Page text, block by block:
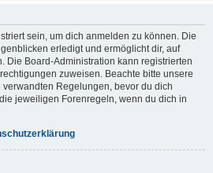
sein, um dich anmelden zu können. Die
erledigt und ermöglicht dir, auf
Die Board-Administration kann registrierten
zuweisen. Beachte bitte unsere
Regelungen, bevor du dich
jeweiligen Forenregeln, wenn du dich in